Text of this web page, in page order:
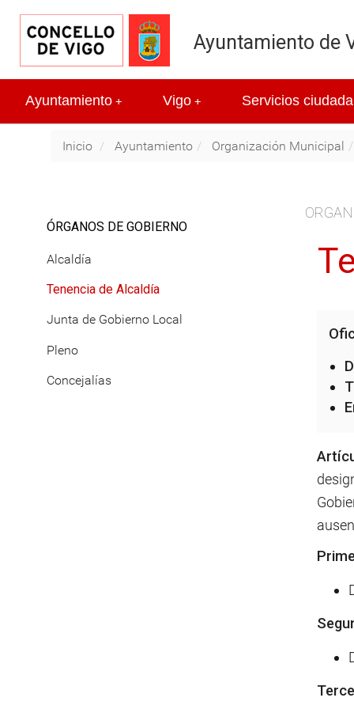
Ayuntamiento de
+
Ayuntamiento +
Vigo Servicios
Inicio Ayuntamiento Organización Municipal
ÓRGANOS DE GOBIERNO
Alcaldía
Tenencia de Alcaldía
Junta de Gobierno Local
Pleno
Concejalías